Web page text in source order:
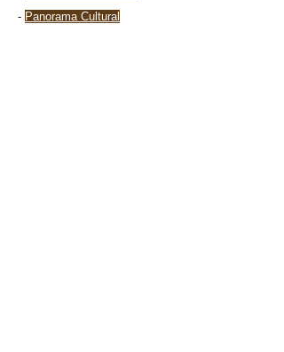
- Panorama Cultural